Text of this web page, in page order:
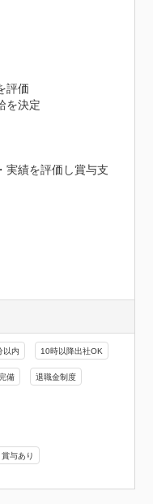
評価
を決定
実績を評価し賞与支
以内 10時以降出社OK
備 退職金制度
賞与あり